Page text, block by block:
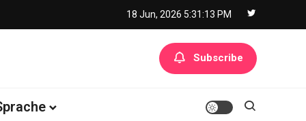
18 Jun, 2026 5:31:14 PM
Subscribe